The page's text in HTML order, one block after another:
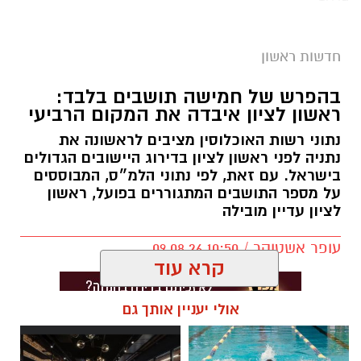
צילום: דוברות המשטרה
אגף התנועה של משטרת ישראל נערך לשינוי
משמעותי באופן האכיפה באמצעות מצלמות
המהירות. בימים הקרובים צפויים להיכנס לתוקף
ספי אכיפה מעודכנים במצלמות א־3 המוצבות
בדרכים ובצמתים ברחבי הארץ.
המהלך מגיע על רקע הקטל המתמשך בכבישים.
במשטרה מציינים כי בשנה האחרונה נהרגו מאות
בדרגות שונות – נתונים שלדברי אגף התנועה
מחייבים החמרה והתאמה של האכיפה לתנאי
חדשות ראשון
בהפרש של חמישה תושבים בלבד:
ראשון לציון איבדה את המקום הרביעי
נתוני רשות האוכלוסין מציבים לראשונה את
נתניה לפני ראשון לציון בדירוג היישובים הגדולים
בישראל. עם זאת, לפי נתוני הלמ״ס, המבוססים
על מספר התושבים המתגוררים בפועל, ראשון
לציון עדיין מובילה
עופר אשטוקר / 10:50 09.08.26
קרא עוד
אולי יעניין אותך גם